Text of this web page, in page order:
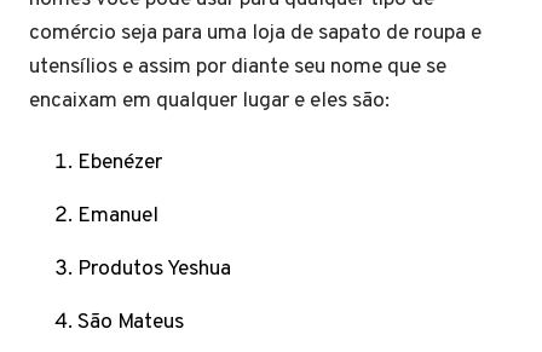
comércio seja para uma loja de sapato de roupa e
utensílios e assim por diante seu nome que se
encaixam em qualquer lugar e eles são:
Ebenézer
Emanuel
Produtos Yeshua
São Mateus